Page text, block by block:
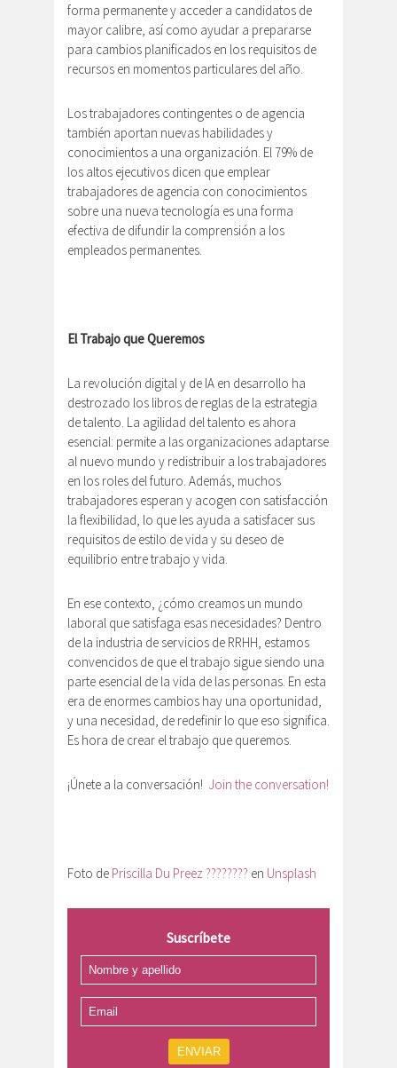
forma permanente y acceder a candidatos de
mayor calibre, así como ayudar a prepararse
para cambios planificados en los requisitos de
recursos en momentos particulares del año.
Los trabajadores contingentes o de agencia
también aportan nuevas habilidades y
conocimientos a una organización. El 79% de
los altos ejecutivos dicen que emplear
trabajadores de agencia con conocimientos
sobre una nueva tecnología es una forma
efectiva de difundir la comprensión a los
empleados permanentes.
El Trabajo que Queremos
La revolución digital y de IA en desarrollo ha
destrozado los libros de reglas de la estrategia
de talento. La agilidad del talento es ahora
esencial: permite a las organizaciones adaptarse
al nuevo mundo y redistribuir a los trabajadores
en los roles del futuro. Además, muchos
trabajadores esperan y acogen con satisfacción
la flexibilidad, lo que les ayuda a satisfacer sus
requisitos de estilo de vida y su deseo de
equilibrio entre trabajo y vida.
En ese contexto, ¿cómo creamos un mundo
laboral que satisfaga esas necesidades? Dentro
de la industria de servicios de RRHH, estamos
convencidos de que el trabajo sigue siendo una
parte esencial de la vida de las personas. En esta
era de enormes cambios hay una oportunidad,
y una necesidad, de redefinir lo que eso significa.
Es hora de crear el trabajo que queremos.
¡Únete a la conversación! Join the conversation!
Foto de Priscilla Du Preez ???????? en Unsplash
Suscríbete
ENVIAR